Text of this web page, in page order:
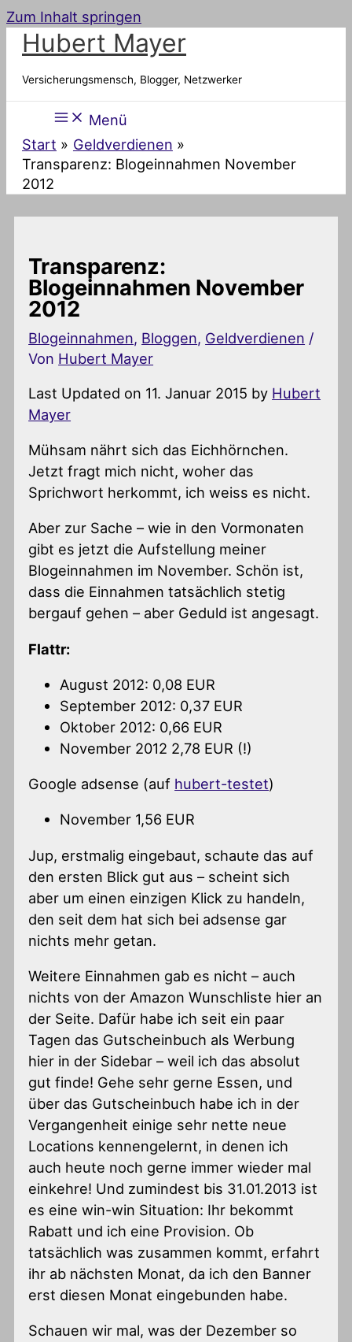
Zum Inhalt springen
Hubert Mayer
Versicherungsmensch, Blogger, Netzwerker
Menü
Start
Geldverdienen
Transparenz: Blogeinnahmen November
2012
Transparenz:
Blogeinnahmen November
2012
Blogeinnahmen, Bloggen, Geldverdienen /
Von Hubert Mayer
Last Updated on 11. Januar 2015 by Hubert
Mayer
Mühsam nährt sich das Eichhörnchen.
Jetzt fragt mich nicht, woher das
Sprichwort herkommt, ich weiss es nicht.
Aber zur Sache – wie in den Vormonaten
gibt es jetzt die Aufstellung meiner
Blogeinnahmen im November. Schön ist,
dass die Einnahmen tatsächlich stetig
bergauf gehen – aber Geduld ist angesagt.
Flattr:
August 2012: 0,08 EUR
September 2012: 0,37 EUR
Oktober 2012: 0,66 EUR
November 2012 2,78 EUR (!)
Google adsense (auf hubert-testet)
November 1,56 EUR
Jup, erstmalig eingebaut, schaute das auf
den ersten Blick gut aus – scheint sich
aber um einen einzigen Klick zu handeln,
den seit dem hat sich bei adsense gar
nichts mehr getan.
Weitere Einnahmen gab es nicht – auch
nichts von der Amazon Wunschliste hier an
der Seite. Dafür habe ich seit ein paar
Tagen das Gutscheinbuch als Werbung
hier in der Sidebar – weil ich das absolut
gut finde! Gehe sehr gerne Essen, und
über das Gutscheinbuch habe ich in der
Vergangenheit einige sehr nette neue
Locations kennengelernt, in denen ich
auch heute noch gerne immer wieder mal
einkehre! Und zumindest bis 31.01.2013 ist
es eine win-win Situation: Ihr bekommt
Rabatt und ich eine Provision. Ob
tatsächlich was zusammen kommt, erfahrt
ihr ab nächsten Monat, da ich den Banner
erst diesen Monat eingebunden habe.
Schauen wir mal, was der Dezember so